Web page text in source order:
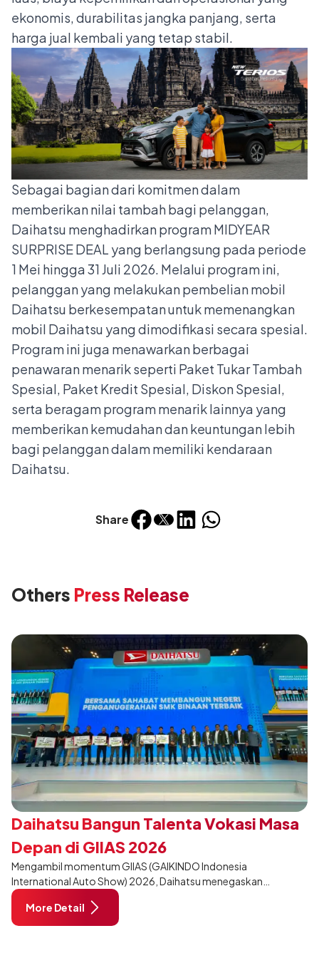
Share
ekonomis, durabilitas jangka panjang, serta
harga jual kembali yang tetap stabil.
Sebagai bagian dari komitmen dalam
memberikan nilai tambah bagi pelanggan,
Daihatsu menghadirkan program MIDYEAR
SURPRISE DEAL yang berlangsung pada periode
1 Mei hingga 31 Juli 2026. Melalui program ini,
pelanggan yang melakukan pembelian mobil
Daihatsu berkesempatan untuk memenangkan
mobil Daihatsu yang dimodifikasi secara spesial.
Program ini juga menawarkan berbagai
penawaran menarik seperti Paket Tukar Tambah
Spesial, Paket Kredit Spesial, Diskon Spesial,
serta beragam program menarik lainnya yang
memberikan kemudahan dan keuntungan lebih
bagi pelanggan dalam memiliki kendaraan
Daihatsu.
Others Press Release
Daihatsu Bangun Talenta Vokasi Masa
Depan di GIIAS 2026
Mengambil momentum GIIAS (GAIKINDO Indonesia
International Auto Show) 2026, Daihatsu menegaskan
komitmennya dalam meningkatkan kualitas SDM (Sumber Daya
Manusia) melalui pendidikan vokasi bertema “Bersama Sahabat
Membangun Negeri”. Komitmen ini diwujudkan melalui ajang
More Detail